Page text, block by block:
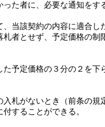
た者に、必要な通知を
当該契約の内容に適合
者とせず、予定価格の
予定価格の３分の２を下
札がないとき（前条の
することができる。